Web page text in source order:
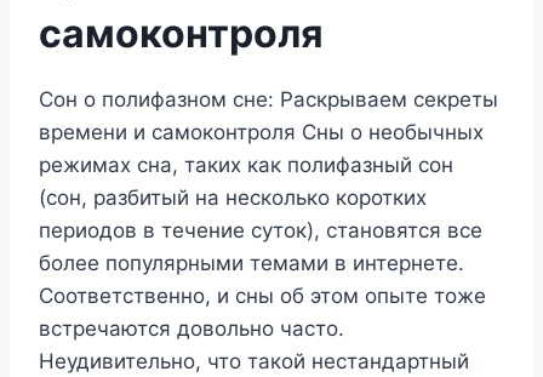
самоконтроля
Сон о полифазном сне: Раскрываем секреты
времени и самоконтроля Сны о необычных
режимах сна, таких как полифазный сон
(сон, разбитый на несколько коротких
периодов в течение суток), становятся все
более популярными темами в интернете.
Соответственно, и сны об этом опыте тоже
встречаются довольно часто.
Неудивительно, что такой нестандартный